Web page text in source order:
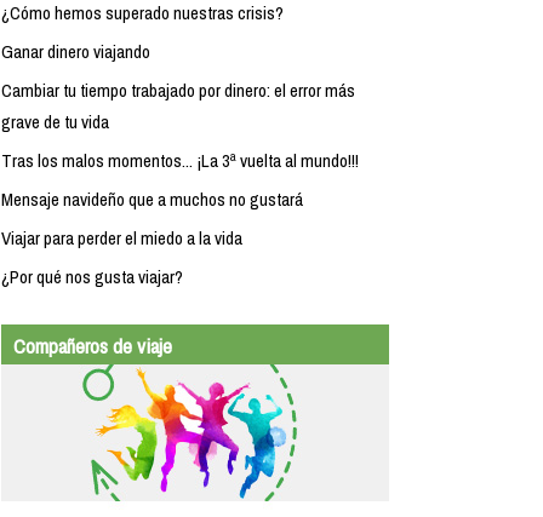
¿Cómo hemos superado nuestras crisis?
Ganar dinero viajando
Cambiar tu tiempo trabajado por dinero: el error más
grave de tu vida
Tras los malos momentos... ¡La 3ª vuelta al mundo!!!
Mensaje navideño que a muchos no gustará
Viajar para perder el miedo a la vida
¿Por qué nos gusta viajar?
Compañeros de viaje